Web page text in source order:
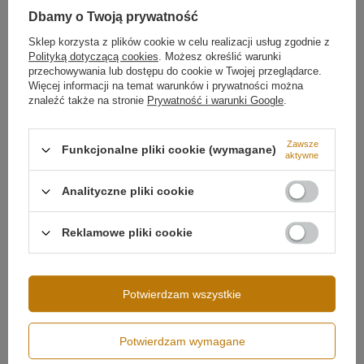
Design i trwałość
Aluminiowa oprawa w matowej czerni nadaje lampie
Orbit No.4 idealnie wpisuje się w nowoczesne trendy –
eleganckich przestrzeni w stylu industrialnym.
Możliwość ściemniania
Klasa szczelności IP20
Średnica profilu
120 cm
100 cm
Dbamy o Twoją prywatność
Sklep korzysta z plików cookie w celu realizacji usług zgodnie z
Polityką dotyczącą cookies. Możesz określić warunki
przechowywania lub dostępu do cookie w Twojej przeglądarce.
Więcej informacji na temat warunków i prywatności można
znaleźć także na stronie Prywatność i warunki Google.
Funkcjonalne pliki cookie (wymagane)
Zawsze
aktywne
Analityczne pliki cookie
Reklamowe pliki cookie
Potwierdzam wymagane
Potwierdzam wszystkie